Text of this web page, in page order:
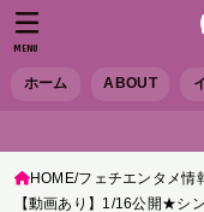
ホーム ABOUT
MENU
HOME フェチエンタメ情
【動画あり】1/16公開★シ